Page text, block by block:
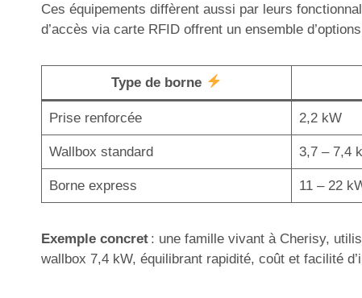
Ces équipements diffèrent aussi par leurs
d’accès via carte RFID offrent un ensemble
Type de borne
Prise renforcée 2,2 kW
Wallbox standard 3,7 – 7,4
Borne express 11 – 22
Exemple concret : une famille vivant à Cherisy,
wallbox 7,4 kW, équilibrant rapidité, coût et facilité